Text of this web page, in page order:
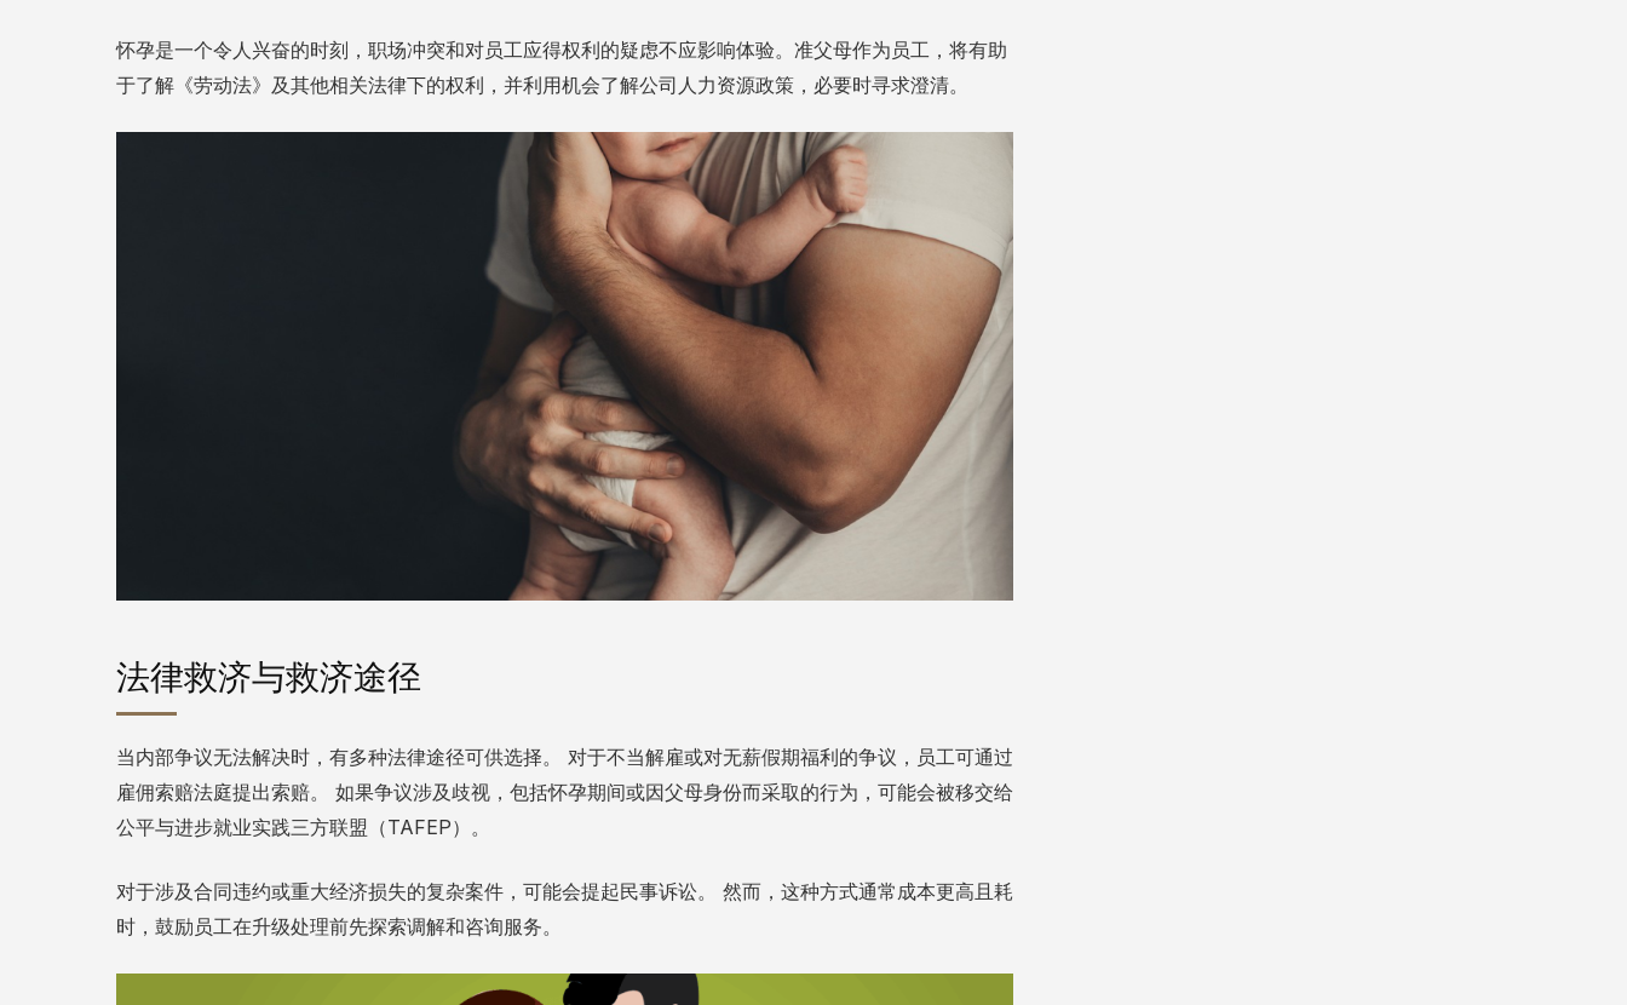
怀孕是一个令人兴奋的时刻，职场冲突和对员工应得权利的疑虑不应影响体验。准父母作为员工，将有助
于了解《劳动法》及其他相关法律下的权利，并利用机会了解公司人力资源政策，必要时寻求澄清。
法律救济与救济途径
当内部争议无法解决时，有多种法律途径可供选择。 对于不当解雇或对无薪假期福利的争议，员工可通过
雇佣索赔法庭提出索赔。 如果争议涉及歧视，包括怀孕期间或因父母身份而采取的行为，可能会被移交给
公平与进步就业实践三方联盟（TAFEP）。
对于涉及合同违约或重大经济损失的复杂案件，可能会提起民事诉讼。 然而，这种方式通常成本更高且耗
时，鼓励员工在升级处理前先探索调解和咨询服务。